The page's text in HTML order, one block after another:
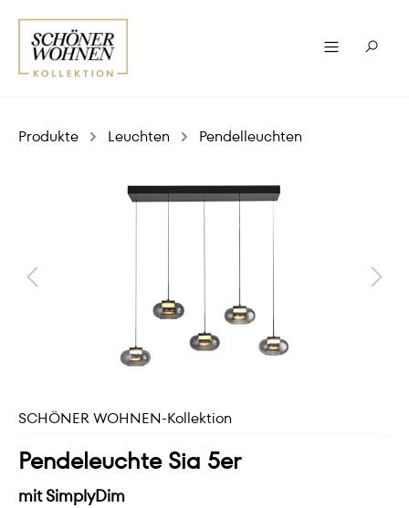
Produkte Leuchten Pendelleuchten
SCHÖNER WOHNEN-Kollektion
Pendeleuchte Sia 5er
mit SimplyDim